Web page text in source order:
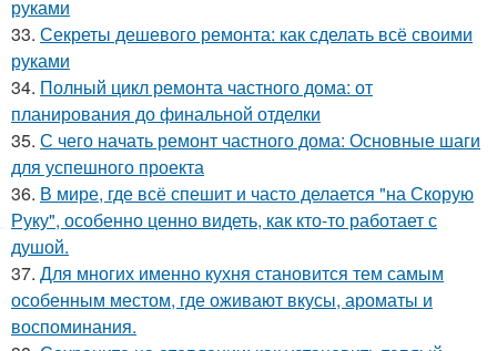
руками
33. Секреты дешевого ремонта: как сделать всё своими
руками
34. Полный цикл ремонта частного дома: от
планирования до финальной отделки
35. С чего начать ремонт частного дома: Основные шаги
для успешного проекта
36. В мире, где всё спешит и часто делается "на Скорую
Руку", особенно ценно видеть, как кто-то работает с
душой.
37. Для многих именно кухня становится тем самым
особенным местом, где оживают вкусы, ароматы и
воспоминания.